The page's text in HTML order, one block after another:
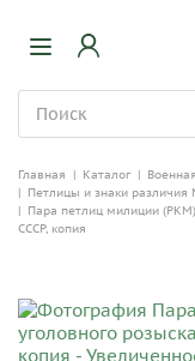
Главная | Каталог |
| Петлицы и знаки
| Пара петлиц милиции (РКМ)
СССР, копия